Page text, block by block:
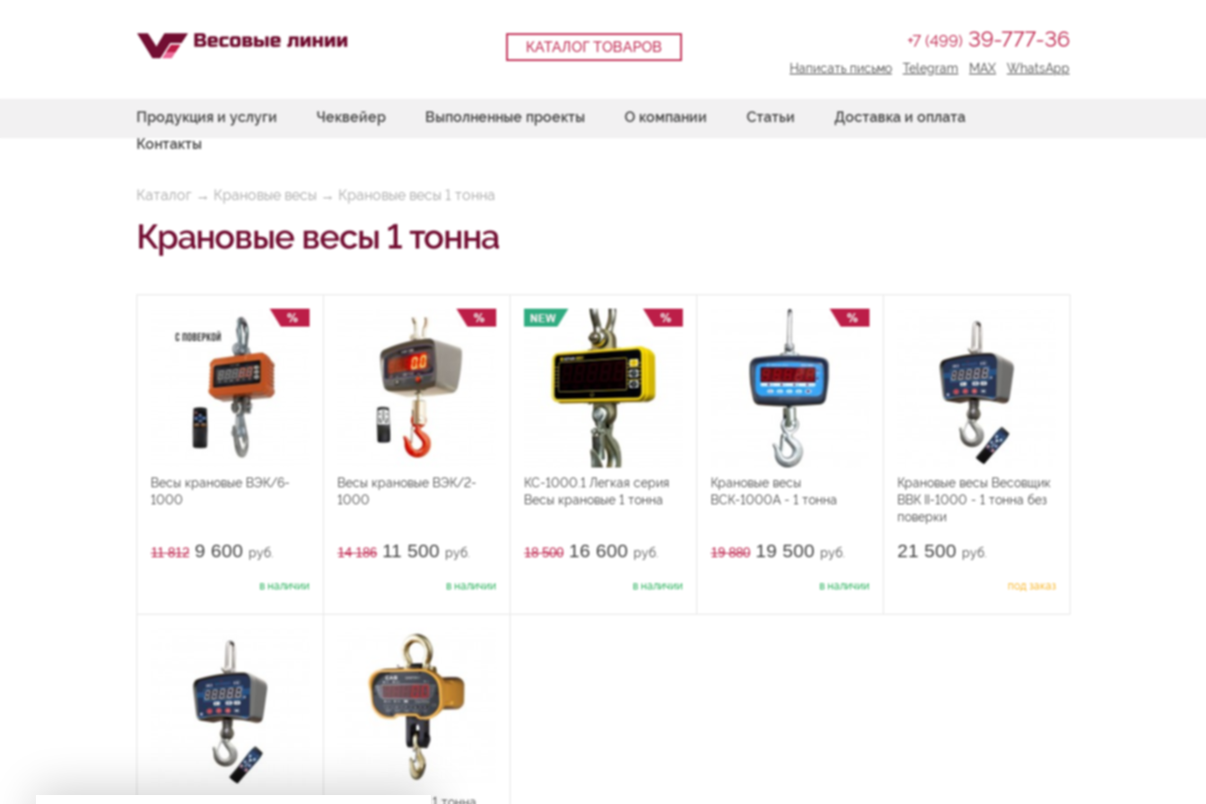
+7 (499) 39-777-36
Написать письмо Telegram MAX WhatsApp
КАТАЛОГ ТОВАРОВ
Продукция и услуги Чеквейер Выполненные проекты О компании Статьи
Доставка и оплата
Контакты
Каталог → Крановые весы → Крановые весы 1 тонна
Крановые весы 1 тонна
Весы крановые ВЭК/6-
1000
11 8129 600 руб.
в наличии
Весы крановые ВЭК/2-
1000
14 18611 500 руб.
в наличии
КС-1000.1 Легкая серия
Весы крановые 1 тонна
18 50016 600 руб.
в наличии
Крановые весы
ВСК-1000А - 1 тонна
19 88019 500 руб.
в наличии
Крановые весы Весовщик
ВВК II-1000 - 1 тонна без
поверки
21 500 руб.
под заказ